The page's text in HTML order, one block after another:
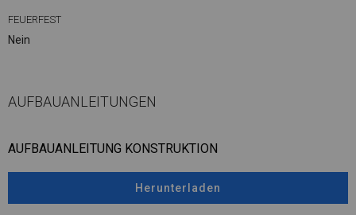
FEUERFEST
Nein
AUFBAUANLEITUNGEN
AUFBAUANLEITUNG KONSTRUKTION
Herunterladen